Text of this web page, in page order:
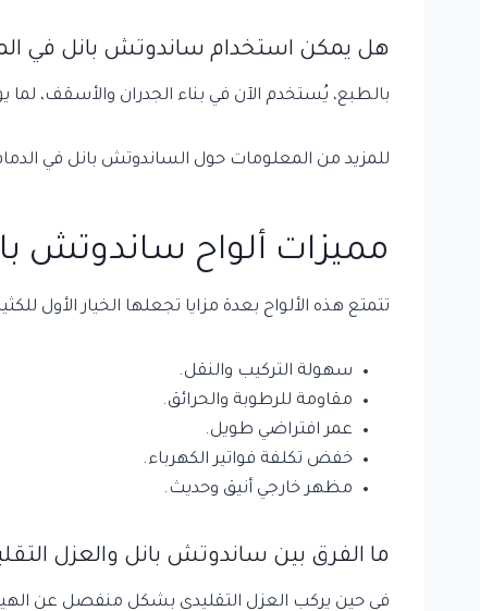
هل يمكن استخدام ساندوتش بانل في
بالطبع، يُستخدم الآن في بناء الجدران والأسقف،
للمزيد من المعلومات حول الساندوتش بانل في
مميزات ألواح ساندوتش
تتمتع هذه الألواح بعدة مزايا تجعلها الخيار الأول
سهولة التركيب والنقل.
مقاومة للرطوبة والحرائق.
عمر افتراضي طويل.
خفض تكلفة فواتير الكهرباء.
مظهر خارجي أنيق وحديث.
ما الفرق بين ساندوتش بانل والعزل
في حين يركب العزل التقليدي بشكل منفصل عن